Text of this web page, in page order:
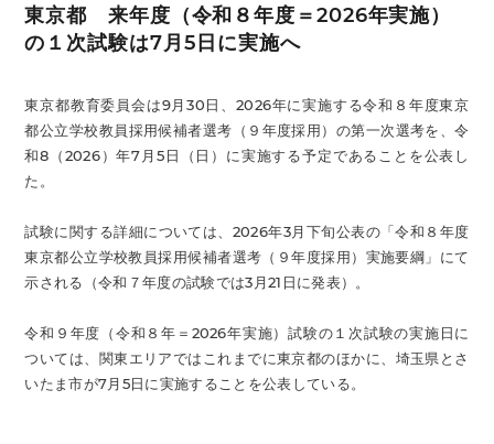
東京都 来年度（令和８年度＝2026年実施）
の１次試験は7月5日に実施へ
東京都教育委員会は9月30日、2026年に実施する令和８年度東京
都公立学校教員採用候補者選考（９年度採用）の第一次選考を、令
和8（2026）年7月5日（日）に実施する予定であることを公表し
た。
試験に関する詳細については、2026年3月下旬公表の「令和８年度
東京都公立学校教員採用候補者選考（９年度採用）実施要綱」にて
示される（令和７年度の試験では3月21日に発表）。
令和９年度（令和８年＝2026年実施）試験の１次試験の実施日に
ついては、関東エリアではこれまでに東京都のほかに、埼玉県とさ
いたま市が7月5日に実施することを公表している。